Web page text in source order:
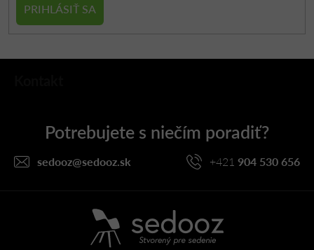
PRIHLÁSIŤ SA
Z
sedooz@sedooz.sk +421 904 530 656